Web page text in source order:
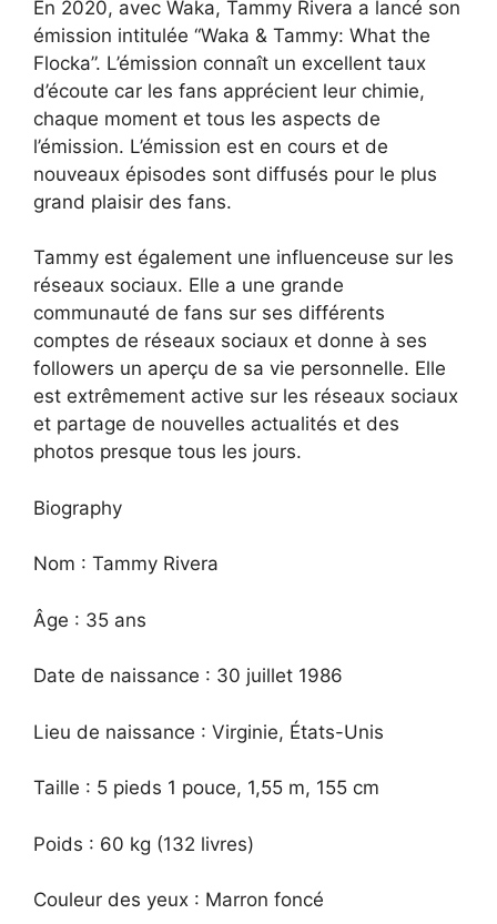
En 2020, avec Waka, Tammy Rivera a lancé son
émission intitulée “Waka & Tammy: What the
Flocka”. L’émission connaît un excellent taux
d’écoute car les fans apprécient leur chimie,
chaque moment et tous les aspects de
l’émission. L’émission est en cours et de
nouveaux épisodes sont diffusés pour le plus
grand plaisir des fans.
Tammy est également une influenceuse sur les
réseaux sociaux. Elle a une grande
communauté de fans sur ses différents
comptes de réseaux sociaux et donne à ses
followers un aperçu de sa vie personnelle. Elle
est extrêmement active sur les réseaux sociaux
et partage de nouvelles actualités et des
photos presque tous les jours.
Biography
Nom : Tammy Rivera
Âge : 35 ans
Date de naissance : 30 juillet 1986
Lieu de naissance : Virginie, États-Unis
Taille : 5 pieds 1 pouce, 1,55 m, 155 cm
Poids : 60 kg (132 livres)
Couleur des yeux : Marron foncé